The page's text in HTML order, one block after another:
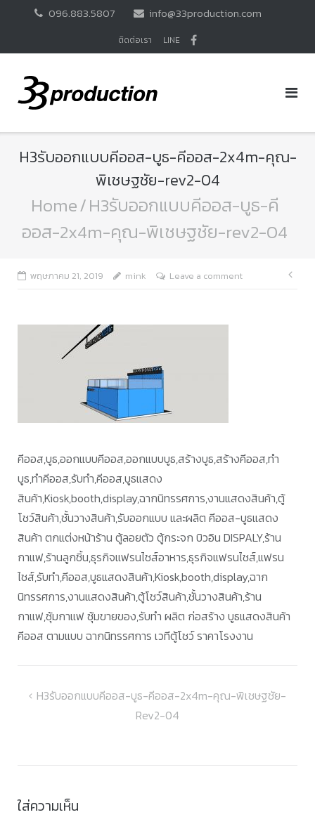
096.883.5807 info@33production.com
ติดต่อเรา LINE
H3รับออกแบบคีออส-บูธ-คีออส-2x4m-คุณ-
พิเชษฐชัย-rev2-04
Home/H3รับออกแบบคีออส-บูธ-คี
ออส-2x4m-คุณ-พิเชษฐชัย-rev2-04
พฤษภาคม 21, 2019 mink Leave a comment
แน
คีออส,บูธ,ออกแบบคีออส,ออกแบบบูธ,สร้างบูธ,สร้างคีออส,ทำ
บูธ,ทำคีออส,รับทำ,คีออส,บูธแสดง
สินค้า,Kiosk,booth,display,ฉากนิทรรศการ,งานแสดงสินค้า,ตู้
โชว์สินค้า,ชั้นวางสินค้า,รับออกแบบ และผลิต คีออส-บูธแสดง
สินค้า ตกแต่งหน้าร้าน ตู้ลอยตัว ตู้กระจก บิวอิน DISPALY,ร้าน
กาแฟ,ร้านลูกชิ้น,ธุรกิจแฟรนไชส์อาหาร,ธุรกิจแฟรนไชส์,แฟรน
ไชส์,รับทำ,คีออส,บูธแสดงสินค้า,Kiosk,booth,display,ฉาก
นิทรรศการ,งานแสดงสินค้า,ตู้โชว์สินค้า,ชั้นวางสินค้า,ร้าน
กาแฟ,ซุ้มกาแฟ ซุ้มขายของ,รับทำ ผลิต ก่อสร้าง บูธแสดงสินค้า
คีออส ตามแบบ ฉากนิทรรศการ เวทีตู้โชว์ ราคาโรงงาน
แนะแนว
H3รับออกแบบคีออส-บูธ-คีออส-2x4m-คุณ-พิเชษฐชัย-
Rev2-04
ใส่ความเห็น